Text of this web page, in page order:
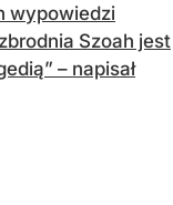
wypowiedzi
Szoah jest
– napisał